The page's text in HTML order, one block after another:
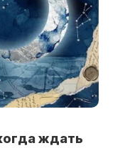
ждать